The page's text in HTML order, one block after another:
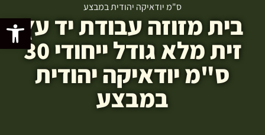
פתח
ס"מ יודאיקה יהודית במבצע
בית מזוזה עבודת יד עץ
זית מלא גודל ייחודי 30
ס"מ יודאיקה יהודית
במבצע